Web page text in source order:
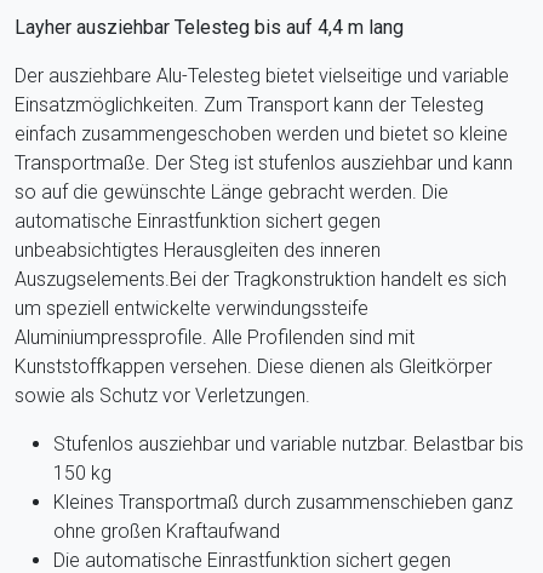
Layher ausziehbar Telesteg bis auf 4,4 m lang
Der ausziehbare Alu-Telesteg bietet vielseitige und variable
Einsatzmöglichkeiten. Zum Transport kann der Telesteg
einfach zusammengeschoben werden und bietet so kleine
Transportmaße. Der Steg ist stufenlos ausziehbar und kann
so auf die gewünschte Länge gebracht werden. Die
automatische Einrastfunktion sichert gegen
unbeabsichtigtes Herausgleiten des inneren
Auszugselements.Bei der Tragkonstruktion handelt es sich
um speziell entwickelte verwindungssteife
Aluminiumpressprofile. Alle Profilenden sind mit
Kunststoffkappen versehen. Diese dienen als Gleitkörper
sowie als Schutz vor Verletzungen.
Stufenlos ausziehbar und variable nutzbar. Belastbar bis
150 kg
Kleines Transportmaß durch zusammenschieben ganz
ohne großen Kraftaufwand
Die automatische Einrastfunktion sichert gegen